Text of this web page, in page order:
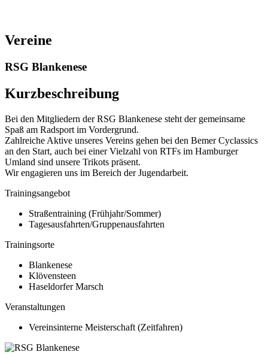
Vereine
RSG Blankenese
Kurzbeschreibung
Bei den Mitgliedern der RSG Blankenese steht der gemeinsame
Spaß am Radsport im Vordergrund.
Zahlreiche Aktive unseres Vereins gehen bei den Bemer Cyclassics
an den Start, auch bei einer Vielzahl von RTFs im Hamburger
Umland sind unsere Trikots präsent.
Wir engagieren uns im Bereich der Jugendarbeit.
Trainingsangebot
Straßentraining (Frühjahr/Sommer)
Tagesausfahrten/Gruppenausfahrten
Trainingsorte
Blankenese
Klövensteen
Haseldorfer Marsch
Veranstaltungen
Vereinsinterne Meisterschaft (Zeitfahren)